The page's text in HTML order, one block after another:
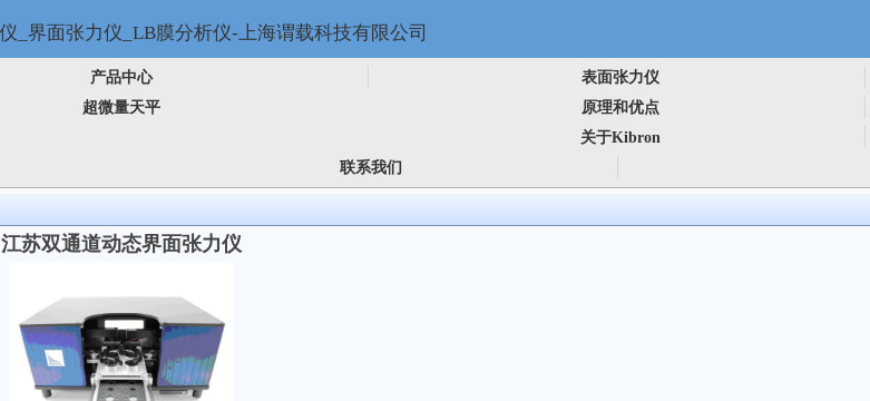
产品中心
表面张力仪
超微量天平
原理和优点
关于Kibron
联系我们
江苏双通道动态界面张力仪